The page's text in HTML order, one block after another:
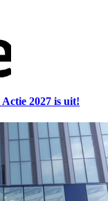
2027 is uit!